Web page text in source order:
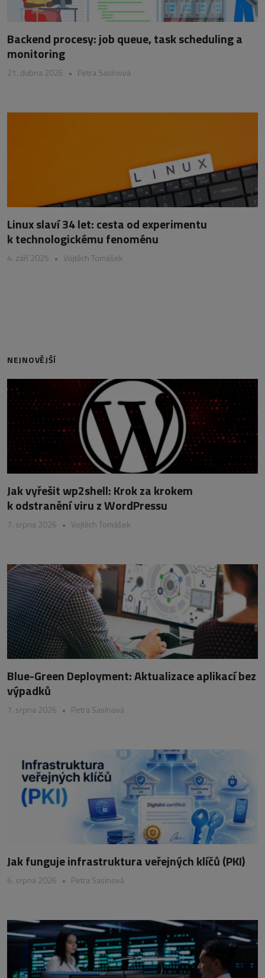
Backend procesy: job queue, task scheduling a
monitoring
21. dubna 2026 • Petra Sasínová
Linux slaví 34 let: cesta od experimentu
k technologickému fenoménu
4. září 2025 • Vojtěch Tomášek
NEJNOVĚJŠÍ
Jak vyřešit wp2shell: Krok za krokem
k odstranění viru z WordPressu
7. srpna 2026 • Vojtěch Tomášek
Blue-Green Deployment: Aktualizace aplikací bez
výpadků
7. srpna 2026 • Petra Sasínová
Jak funguje infrastruktura veřejných klíčů (PKI)
6. srpna 2026 • Petra Sasínová